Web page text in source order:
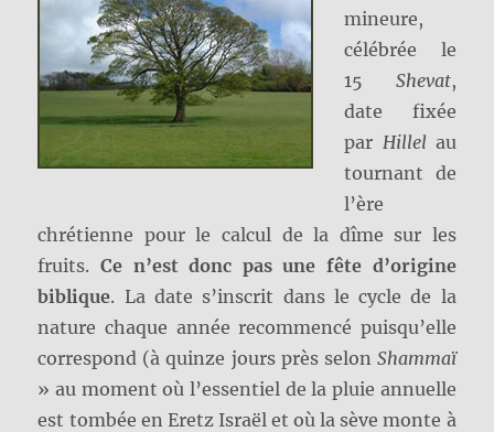
mineure,
célébrée le
15 Shevat,
date fixée
par Hillel au
tournant de
l’ère
chrétienne pour le calcul de la dîme sur les
fruits.Ce n’est donc pas une fête d’origine
biblique. La date s’inscrit dans le cycle de la
nature chaque année recommencé puisqu’elle
correspond (à quinze jours près selon Shammaï
» au moment où l’essentiel de la pluie annuelle
est tombée en Eretz Israël et où la sève monte à